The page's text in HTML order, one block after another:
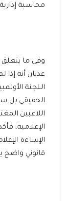
محاسبة إدارية
وفي ما يتعلق
عدنان أنه
اللجنة
الحقيقي بل
اللاعبين
الإعلامية،
الإساءة
قانوني واضح